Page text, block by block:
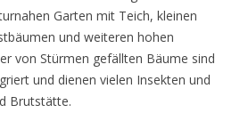
Garten mit Teich, kleinen
und weiteren hohen
von Stürmen gefällten Bäume sind
und dienen vielen Insekten und
Brutstätte.